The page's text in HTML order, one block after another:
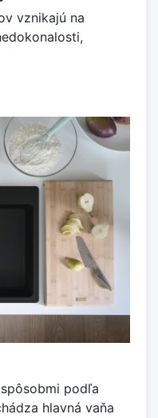
vznikajú na
podľa
hlavná vaňa